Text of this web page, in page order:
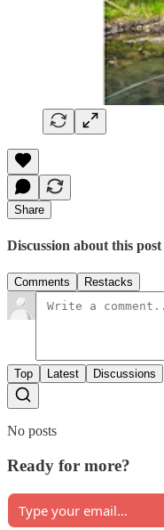
Share
Discussion about this post
Comments Restacks
Top Latest Discussions
No posts
Ready for more?